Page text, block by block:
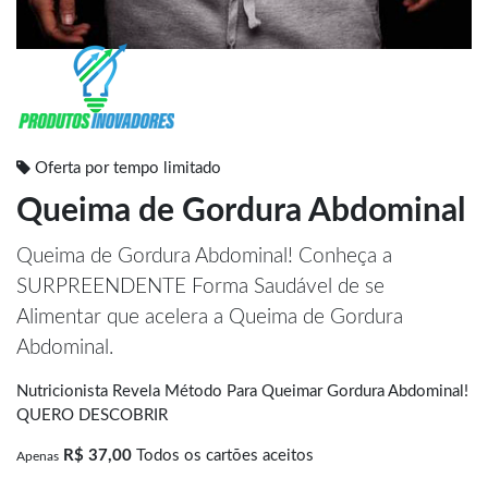
Oferta por tempo limitado
Queima de Gordura Abdominal
Queima de Gordura Abdominal! Conheça a
SURPREENDENTE Forma Saudável de se
Alimentar que acelera a Queima de Gordura
Abdominal.
Nutricionista Revela Método Para Queimar Gordura Abdominal!
QUERO DESCOBRIR
Apenas R$ 37,00 Todos os cartões aceitos